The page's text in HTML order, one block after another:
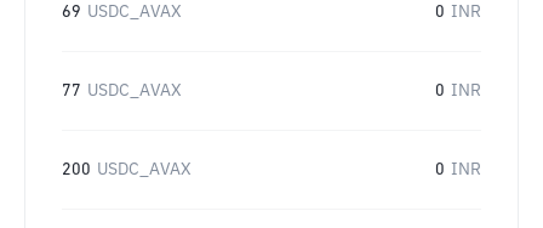
69 USDC_AVAX 0 INR
77 USDC_AVAX 0 INR
200 USDC_AVAX 0 INR